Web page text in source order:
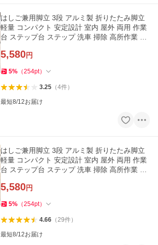
はしご兼用脚立 3段 アルミ製 折りたたみ脚立
軽量 コンパクト 安定設計 室内 屋外 両用 作業
台 ステップ台 ステップ 洗車 掃除 高所作業 LI
5,580円
5% （254pt）
3.25（4件）
最短8/12お届け
はしご兼用脚立 3段 アルミ製 折りたたみ脚立
軽量 コンパクト 安定設計 室内 屋外 両用 作業
台 ステップ台 ステップ 洗車 掃除 高所作業 LI
5,580円
5% （254pt）
4.66（29件）
最短8/12お届け